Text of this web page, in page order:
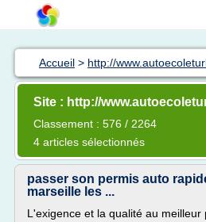
Accueil > http://
Site : http://
Classement : 576 / 2264
4 articles sélectionnés
passer son permis auto
marseille les ...
L'exigence et la qualité au meilleur